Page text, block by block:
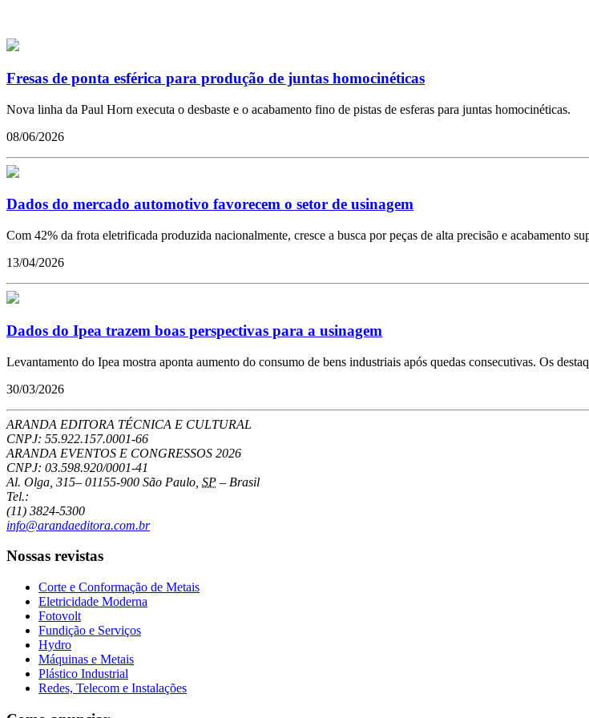
Fresas de ponta esférica para produção de juntas homocinéticas
Nova linha da Paul Horn executa o desbaste e o acabamento fino de pistas de esferas para juntas homocinéticas.
08/06/2026
Dados do mercado automotivo favorecem o setor de usinagem
Com 42% da frota eletrificada produzida nacionalmente, cresce a busca por peças de alta precisão e acabamento
13/04/2026
Dados do Ipea trazem boas perspectivas para a usinagem
Levantamento do Ipea mostra aponta aumento do consumo de bens industriais após quedas consecutivas. Os
30/03/2026
ARANDA EDITORA TÉCNICA E CULTURAL
CNPJ: 55.922.157.0001-66
ARANDA EVENTOS E CONGRESSOS 2026
CNPJ: 03.598.920/0001-41
Al. Olga, 315– 01155-900 São Paulo SP – Brasil
Tel.:
(11) 3824-5300
info@arandaeditora.com.br
Nossas revistas
Corte e Conformação de Metais
Eletricidade Moderna
Fotovolt
Fundição e Serviços
Hydro
Máquinas e Metais
Plástico Industrial
Redes, Telecom e Instalações